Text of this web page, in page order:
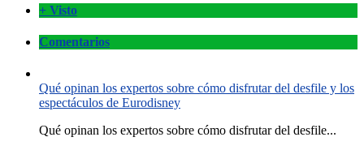
+ Visto
Comentarios
Qué opinan los expertos sobre cómo disfrutar del desfile y los
espectáculos de Eurodisney
Qué opinan los expertos sobre cómo disfrutar del desfile...